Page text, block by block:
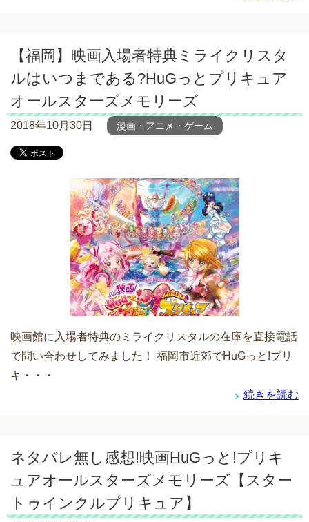
【福岡】映画入場者特典ミライクリスタ
ルはいつまである?HuGっとプリキュア
オールスターズメモリーズ
2018年10月30日 漫画・アニメ・ゲーム
映画館に入場者特典のミライクリスタルの在庫を直接電話
で問い合わせしてみました！ 福岡市近郊でHuGっと!プリ
キ・・・
続きを読む
ネタバレ無し感想!映画HuGっと!プリキ
ュアオールスターズメモリーズ【スター
トゥインクルプリキュア】